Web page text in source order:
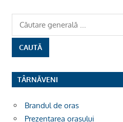
TÂRNĂVENI
Brandul de oras
Prezentarea orașului